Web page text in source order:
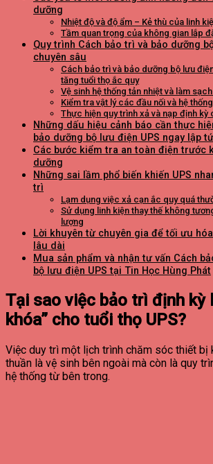
dưỡng
Nhiệt độ và độ ẩm – Kẻ thù của linh
Tầm quan trọng của không gian lắp
Quy trình Cách bảo trì và bảo dưỡng
chuyên sâu
Cách bảo trì và bảo dưỡng bộ lưu
tăng tuổi thọ ắc quy
Vệ sinh hệ thống tản nhiệt và làm
Kiểm tra vật lý các đầu nối và hệ
Thực hiện quy trình xả và nạp định kỳ
Những dấu hiệu cảnh báo cần thực
bảo dưỡng bộ lưu điện UPS ngay lập
Các bước kiểm tra an toàn điện trước
dưỡng
Những sai lầm phổ biến khiến UPS
trì
Lạm dụng việc xả cạn ắc quy quá
Sử dụng linh kiện thay thế không
lượng
Lời khuyên từ chuyên gia để tối ưu
lâu dài
Mua sản phẩm và nhận tư vấn Cách
bộ lưu điện UPS tại Tin Học Hùng Phát
Tại sao việc bảo trì định kỳ
khóa” cho tuổi thọ UPS?
Việc duy trì một lịch trình chăm sóc thiết bị
thuần là vệ sinh bên ngoài mà còn là quy
hệ thống từ bên trong.